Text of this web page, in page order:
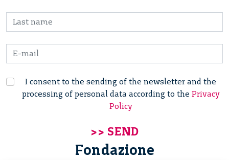
I consent to the sending of the newsletter and the
processing of personal data according to the Privacy
Policy
Fondazione